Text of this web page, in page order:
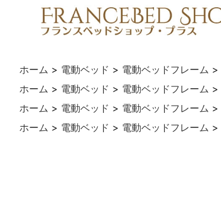
ホーム > 電動ベッド > 電動ベッドフレーム >
ホーム > 電動ベッド > 電動ベッドフレーム >
ホーム > 電動ベッド > 電動ベッドフレーム >
ホーム > 電動ベッド > 電動ベッドフレーム >